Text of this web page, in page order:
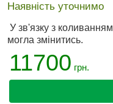
Наявність уточнимо
У зв'язку з
могла змінитись.
11700 грн.